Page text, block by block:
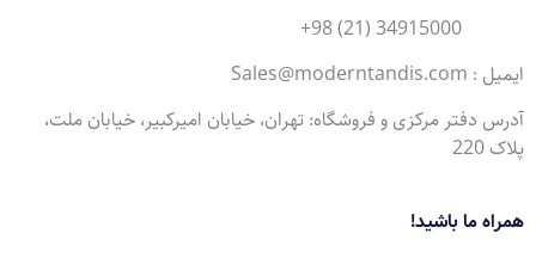
ایمیل : Sales@moderntandis.com
آدرس دفتر مرکزی و فروشگاه: تهران، خیابان امیرکبیر، خیابان ملت،
پلاک 220
همراه ما باشید!